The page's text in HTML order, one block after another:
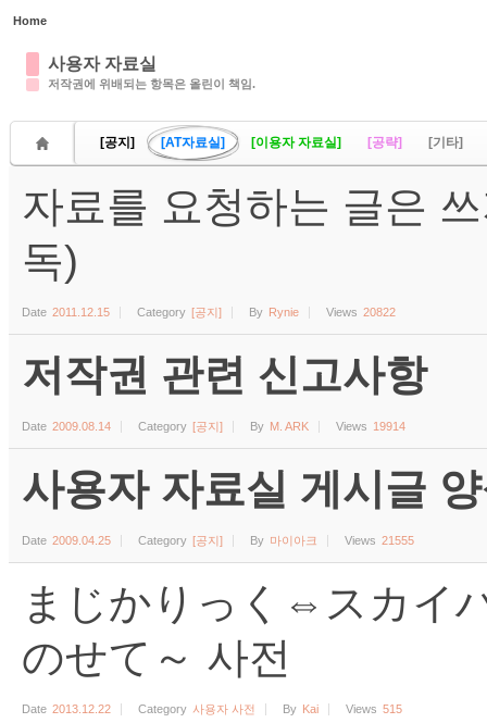
Home
사용자 자료실
저작권에 위배되는 항목은 올린이 책임.
[공지] [AT자료실] [이용자 자료실] [공략] [기타]
자료를 요청하는 글은
독)
Date 2011.12.15 Category [공지] By Rynie Views 20822
저작권 관련 신고사항
Date 2009.08.14 Category [공지] By M. ARK Views 19914
사용자 자료실 게시글
Date 2009.04.25 Category [공지] By 마이아크 Views 21555
まじかりっく⇔スカイ
のせて～ 사전
Date 2013.12.22 Category 사용자 사전 By Kai Views 515
Sketchbook5, 스케치북5
Sketchbook5, 스케치북5